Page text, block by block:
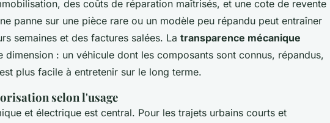
des coûts de réparation maîtrisés, et une cote de revente
panne sur une pièce rare ou un modèle peu répandu peut entraîner
semaines et des factures salées. La transparence mécanique
dimension : un véhicule dont les composants sont connus, répandus,
plus facile à entretenir sur le long terme.
selon l'usage
et électrique est central. Pour les trajets urbains courts et